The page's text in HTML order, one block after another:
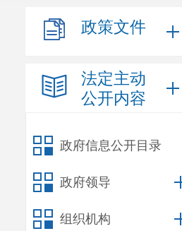
政策文件
法定主动
公开内容
政府信息公开目录
政府领导
组织机构